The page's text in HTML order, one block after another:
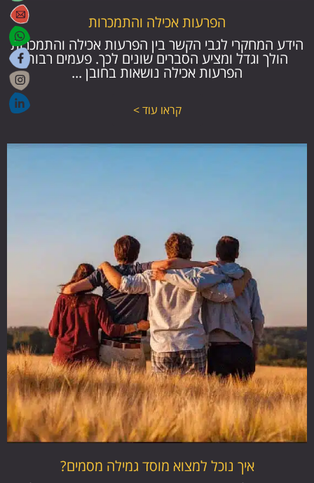
הפרעות אכילה והתמכרות
הידע המחקרי לגבי הקשר בין הפרעות אכילה והתמכרות
הולך וגדל ומציע הסברים שונים לכך. פעמים רבות
הפרעות אכילה נושאות בחובן ...
קראו עוד >
איך נוכל למצוא מוסד גמילה מסמים?